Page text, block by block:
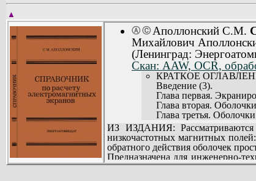
▲
Ⓐ Ⓒ Аполлонский С.М.
Михайлович
(Ленинград:
Скан: AAW, OCR,
КРАТКОЕ
Введение (3).
Глава первая.
Глава вторая.
Глава третья.
Глава четвертая.
Глава пятая.
Глава шестая.
Глава седьмая.
Приложение.
ИЗ ИЗДАНИЯ: Рассматриваются
низкочастотных магнитных
обратного действия оболочек
Предназначена для инженерно-
экранирующих оболочек, может